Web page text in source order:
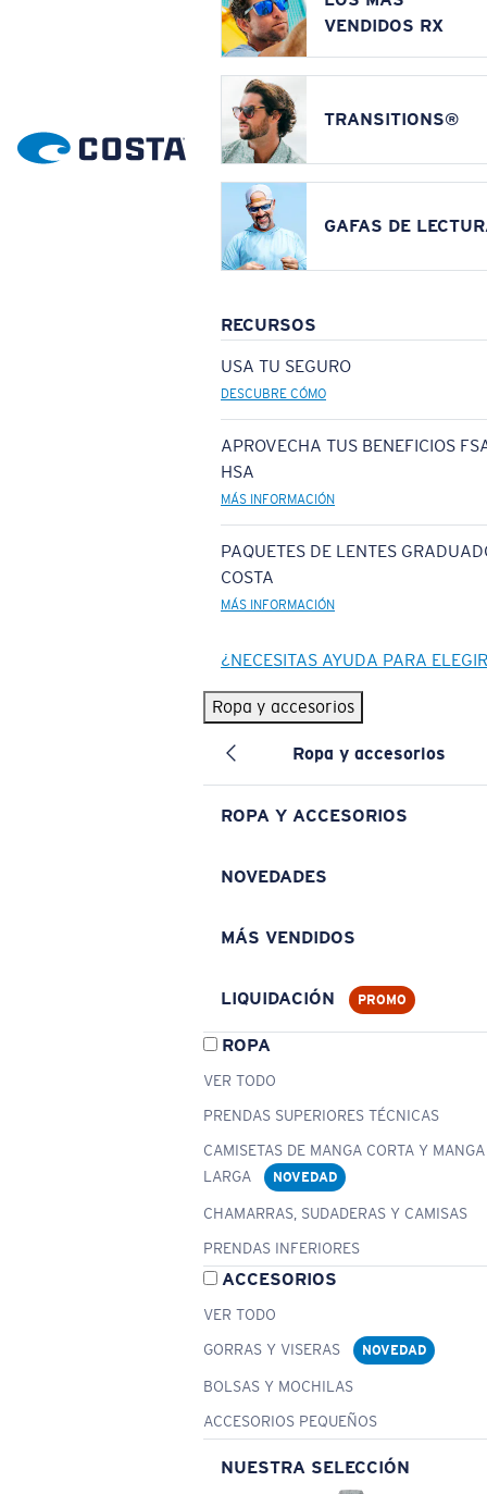
VENDIDOS RX
TRANSITIONS®
GAFAS DE
RECURSOS
USA TU SEGURO
DESCUBRE CÓMO
APROVECHA TUS BENEFICIOS
HSA
MÁS INFORMACIÓN
PAQUETES DE LENTES
COSTA
MÁS INFORMACIÓN
¿NECESITAS AYUDA PARA
Ropa y accesorios
Ropa y accesorios
ROPA Y ACCESORIOS
NOVEDADES
MÁS VENDIDOS
LIQUIDACIÓN PROMO
ROPA
VER TODO
PRENDAS SUPERIORES TÉCNICAS
CAMISETAS DE MANGA CORTA Y MANGA
LARGA
NOVEDAD
CHAMARRAS, SUDADERAS Y CAMISAS
PRENDAS INFERIORES
ACCESORIOS
VER TODO
GORRAS Y VISERAS
NOVEDAD
BOLSAS Y MOCHILAS
ACCESORIOS PEQUEÑOS
NUESTRA SELECCIÓN